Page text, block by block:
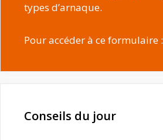
types d’arnaque.
Pour accéder à ce formulaire :
Conseils du jour